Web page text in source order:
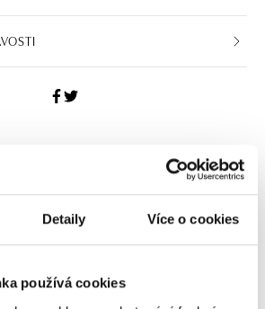
Detaily Více o cookies
používá cookies